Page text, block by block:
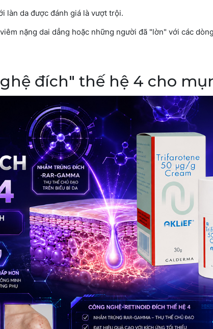
làn da được đánh giá là vượt trội.
nặng dai dẳng hoặc những người đã "lờn" với các
đích" thế hệ 4 cho